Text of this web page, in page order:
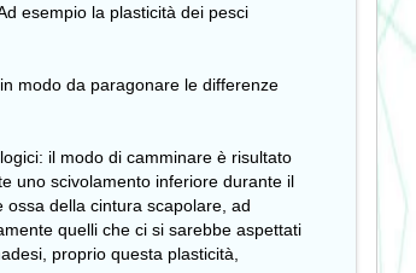
esempio la plasticità dei pesci
modo da paragonare le differenze
il modo di camminare è risultato
uno scivolamento inferiore durante il
ossa della cintura scapolare, ad
quelli che ci si sarebbe aspettati
proprio questa plasticità,